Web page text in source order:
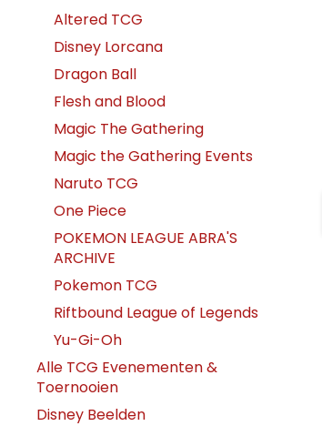
Altered TCG
Disney Lorcana
Dragon Ball
Flesh and Blood
Magic The Gathering
Magic the Gathering Events
Naruto TCG
One Piece
POKEMON LEAGUE ABRA'S
ARCHIVE
Pokemon TCG
Riftbound League of Legends
Yu-Gi-Oh
Alle TCG Evenementen &
Toernooien
Disney Beelden